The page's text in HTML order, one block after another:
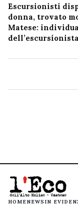
Escursionisti
donna, trovato
Matese:
HOMENEWS IN